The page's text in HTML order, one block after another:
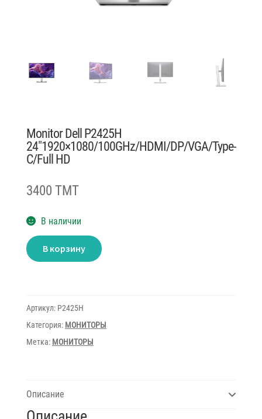
Monitor Dell P2425H
24″1920×1080/100GHz/HDMI/DP/VGA/Type-
С/Full HD
3400 TMT
В наличии
Количество
товара
Monitor
HD
В корзину
Артикул: P2425H
Категория: МОНИТОРЫ
Метка: МОНИТОРЫ
Описание